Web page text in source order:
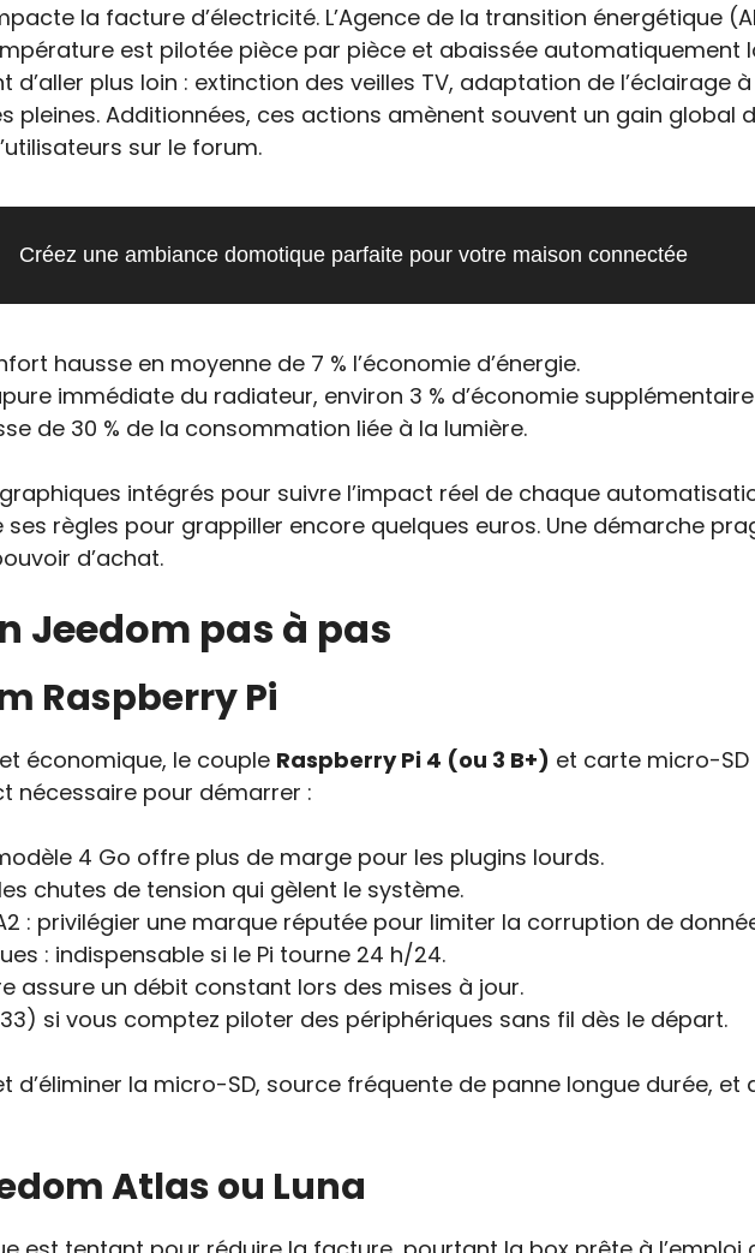
la facture d’électricité. L’Agence de la transition énergétique
est pilotée pièce par pièce et abaissée automatiquement
plus loin : extinction des veilles TV, adaptation de l’éclairage
pleines. Additionnées, ces actions amènent souvent un gain global
sur le forum.
Créez une ambiance domotique parfaite pour votre maison connectée
hausse en moyenne de 7 % l’économie d’énergie.
immédiate du radiateur, environ 3 % d’économie
de 30 % de la consommation liée à la lumière.
intégrés pour suivre l’impact réel de chaque
règles pour grappiller encore quelques euros. Une démarche
d’achat.
Jeedom pas à pas
Raspberry Pi
économique, le couple Raspberry Pi 4 (ou 3 B+) et carte micro-
nécessaire pour démarrer :
4 Go offre plus de marge pour les plugins lourds.
chutes de tension qui gèlent le système.
: privilégier une marque réputée pour limiter la corruption de
: indispensable si le Pi tourne 24 h/24.
assure un débit constant lors des mises à jour.
si vous comptez piloter des périphériques sans fil dès le départ.
d’éliminer la micro-SD, source fréquente de panne longue durée, et
Atlas ou Luna